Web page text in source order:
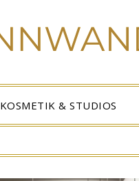
KOSMETIK & STUDIOS